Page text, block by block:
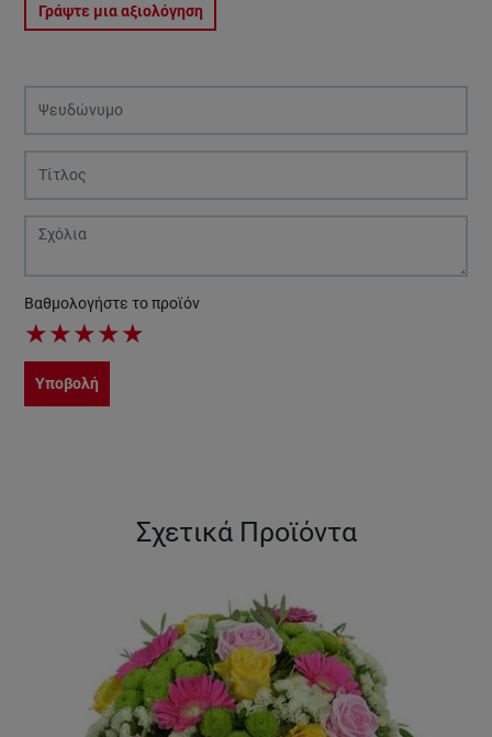
Γράψτε μια αξιολόγηση
Βαθμολογήστε το προϊόν
★★★★★
Υποβολή
Σχετικά Προϊόντα